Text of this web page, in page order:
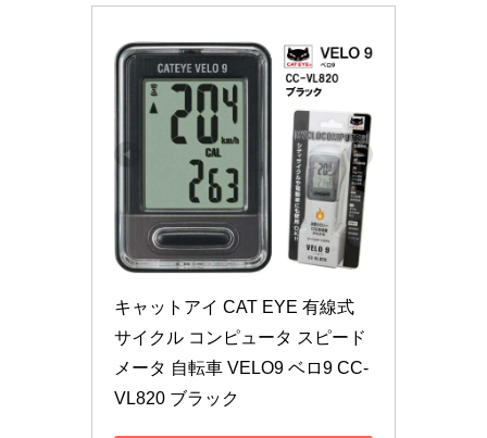
キャットアイ CAT EYE 有線式
サイクル コンピュータ スピード
メータ 自転車 VELO9 ベロ9 CC-
VL820 ブラック